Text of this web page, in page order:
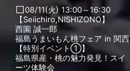
08/11(火) 13:00～16:30
【Seiichiro,NISHIZONO】
西園 誠一郎
福島うまいもん桃フェア in 関西
【特別イベント①】
福島県産・桃の魅力発見！スイ
ーツ体験会